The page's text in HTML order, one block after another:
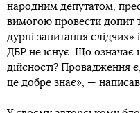
народним депутатом,
вимогою провести допит
дурні запитання
ДБР не існує. Що означає
дійсності? Провадження
це добре знає», —